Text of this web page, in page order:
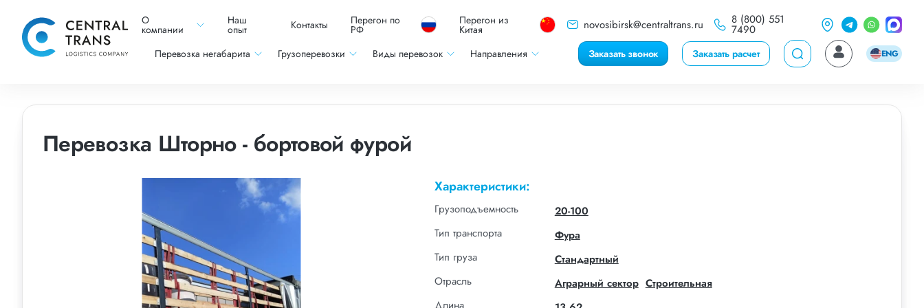
О
компании
Наш
опыт Контакты Перегон по
РФ
Перегон из
Китая novosibirsk@centraltrans.ru 8 (800) 551
7490
Перевозка негабарита Грузоперевозки Виды перевозок Направления Заказать звонок Заказать расчет ENG
Перевозка Шторно - бортовой фурой
Характеристики:
Грузоподъемность
20-100
Тип транспорта
Фура
Тип груза
Стандартный
Отрасль
Аграрный сектор Строительная